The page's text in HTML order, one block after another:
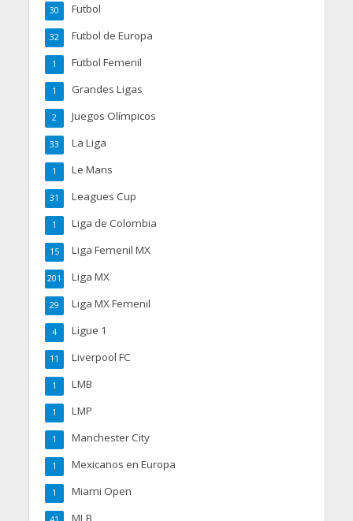
Futbol
30
Futbol de Europa
32
Futbol Femenil
1
Grandes Ligas
1
Juegos Olímpicos
2
La Liga
33
Le Mans
1
Leagues Cup
31
Liga de Colombia
1
Liga Femenil MX
15
Liga MX
201
Liga MX Femenil
29
Ligue 1
4
Liverpool FC
11
LMB
1
LMP
1
Manchester City
1
Mexicanos en Europa
1
Miami Open
1
MLB